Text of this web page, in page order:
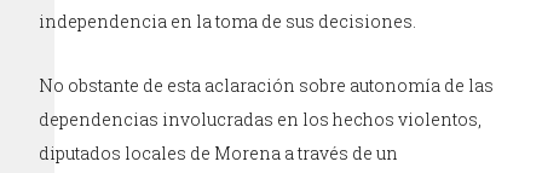
independencia en la toma de sus decisiones.
No obstante de esta aclaración sobre autonomía de las
dependencias involucradas en los hechos violentos,
diputados locales de Morena a través de un